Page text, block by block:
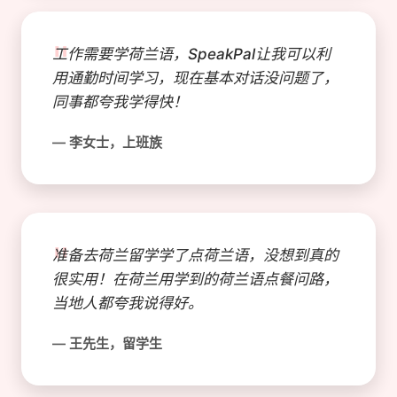
"
工作需要学荷兰语，SpeakPal让我可以利
用通勤时间学习，现在基本对话没问题了，
同事都夸我学得快！
— 李女士，上班族
"
准备去荷兰留学学了点荷兰语，没想到真的
很实用！在荷兰用学到的荷兰语点餐问路，
当地人都夸我说得好。
— 王先生，留学生